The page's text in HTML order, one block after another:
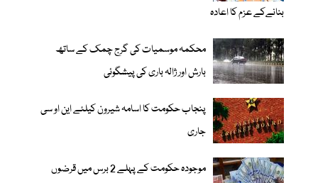
بنانےکے عزم کا اعادہ
محکمہ موسمیات کی گرج چمک کے ساتھ
بارش اور ژالہ باری کی پیشگوئی
پنجاب حکومت کا اسامہ شیرون کیلئے این او سی
جاری
موجودہ حکومت کے پہلے 2 برس میں قرضوں